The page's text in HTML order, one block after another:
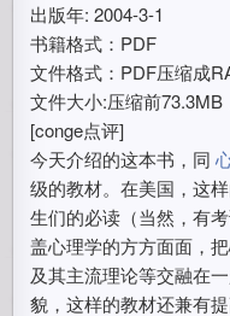
出版年: 2004-3-1
书籍格式：PDF
文件格式：PDF压缩成
文件大小:压缩前
[conge点评]
今天介绍的这本书，同
级的教材。在美国，这
生们的必读（当然，有
盖心理学的方方面面，
及其主流理论等交融在
貌，这样的教材还兼有